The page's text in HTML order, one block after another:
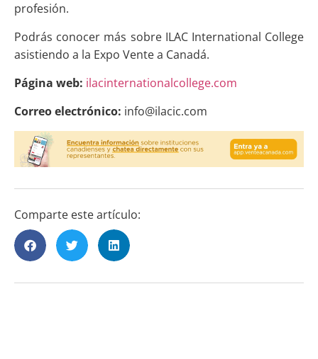
profesión.
Podrás conocer más sobre ILAC International College
asistiendo a la Expo Vente a Canadá.
Página web: ilacinternationalcollege.com
Correo electrónico: info@ilacic.com
Comparte este artículo: